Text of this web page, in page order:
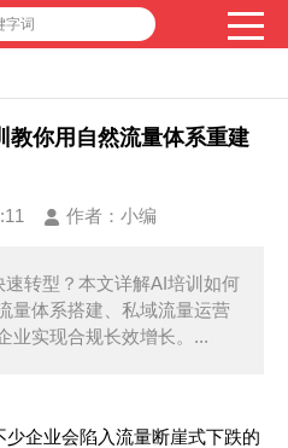
字词
教你用自然流量体系重建
作者： 小编
转型？本文详解AI培训如何
量体系搭建、私域流量运营
业实现合规长效增长。...
企业会陷入流量断崖式下跌的